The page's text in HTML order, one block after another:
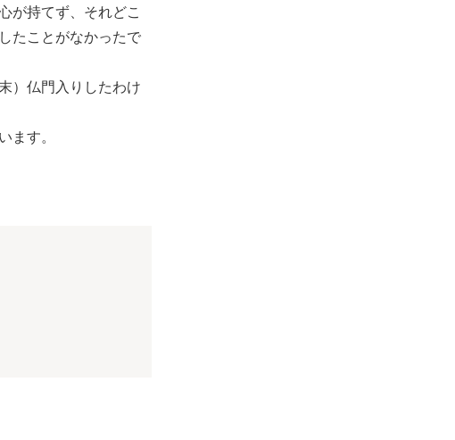
が持てず、それどこ
たことがなかったで
）仏門入りしたわけ
す。